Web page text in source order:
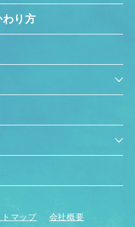
り方
トマップ 会社概要